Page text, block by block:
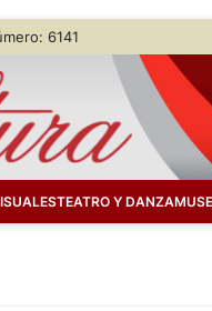
6141
TEATRO Y DANZA